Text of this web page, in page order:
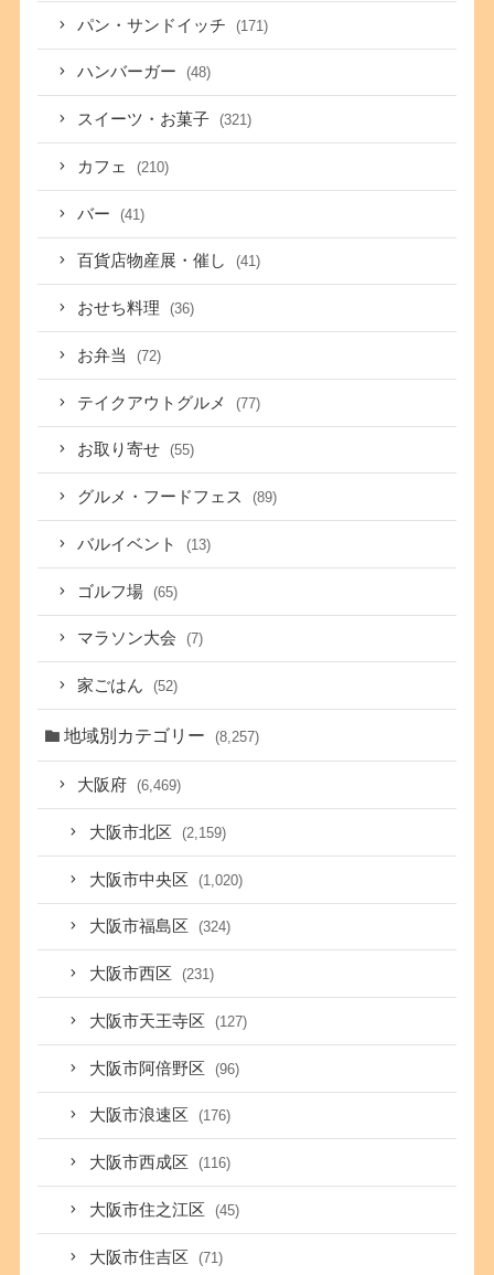
パン・サンドイッチ (171)
ハンバーガー (48)
スイーツ・お菓子 (321)
カフェ (210)
バー (41)
百貨店物産展・催し (41)
おせち料理 (36)
お弁当 (72)
テイクアウトグルメ (77)
お取り寄せ (55)
グルメ・フードフェス (89)
バルイベント (13)
ゴルフ場 (65)
マラソン大会 (7)
家ごはん (52)
地域別カテゴリー (8,257)
大阪府 (6,469)
大阪市北区 (2,159)
大阪市中央区 (1,020)
大阪市福島区 (324)
大阪市西区 (231)
大阪市天王寺区 (127)
大阪市阿倍野区 (96)
大阪市浪速区 (176)
大阪市西成区 (116)
大阪市住之江区 (45)
大阪市住吉区 (71)